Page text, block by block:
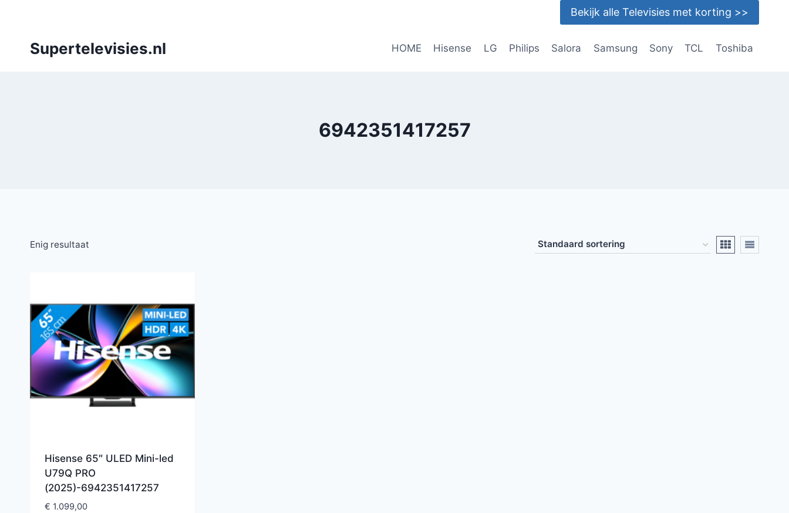
Bekijk alle Televisies met korting >>
Supertelevisies.nl HOME Hisense LG Philips Salora Samsung Sony TCL Toshiba
6942351417257
Enig resultaat
Hisense 65″ ULED Mini-led
U79Q PRO
(2025)-6942351417257
€ 1.099,00